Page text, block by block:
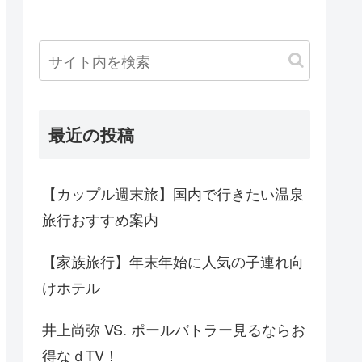
最近の投稿
【カップル週末旅】国内で行きたい温泉
旅行おすすめ案内
【家族旅行】年末年始に人気の子連れ向
けホテル
井上尚弥 VS. ポールバトラー見るならお
得なｄTV！